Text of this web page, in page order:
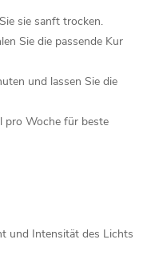
sie sanft trocken.
Sie die passende Kur
und lassen Sie die
pro Woche für beste
und Intensität des Lichts